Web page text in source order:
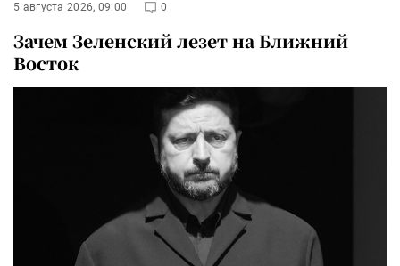
5 августа 2026, 09:00 0
Зачем Зеленский лезет на Ближний
Восток